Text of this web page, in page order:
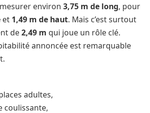
environ 3,75 m de long, pour
et 1,49 m de haut. Mais c’est surtout
de2,49 m qui joue un rôle clé.
annoncée est remarquable
adultes,
coulissante,